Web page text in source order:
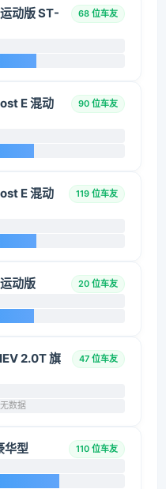
动版 ST-
68 位车友
E 混动
90 位车友
E 混动
119 位车友
动版 20 位车友
2.0T 旗
47 位车友
数据
华型 110 位车友